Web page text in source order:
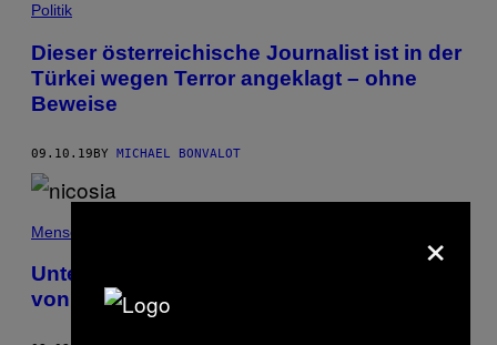
Politik
Dieser österreichische Journalist ist in der
Türkei wegen Terror angeklagt – ohne
Beweise
09.10.19BY MICHAEL BONVALOT
Menschen
Unterwegs in der letzten Hauptstadt, die
von einer Grenze geteilt wird
×